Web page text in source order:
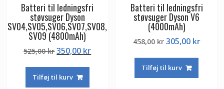
Batteri til ledningsfri
støvsuger Dyson
SV04,SV05,SV06,SV07,SV08,
SV09 (4800mAh)
525,00krDen
pris
var:
350,00 krDen
Tilføj til kurv
Batteri til ledningsfri
støvsuger Dyson V6
(4000mAh)
458,00kr Den
pris
var:
305,00 krDen
Tilføj til kurv